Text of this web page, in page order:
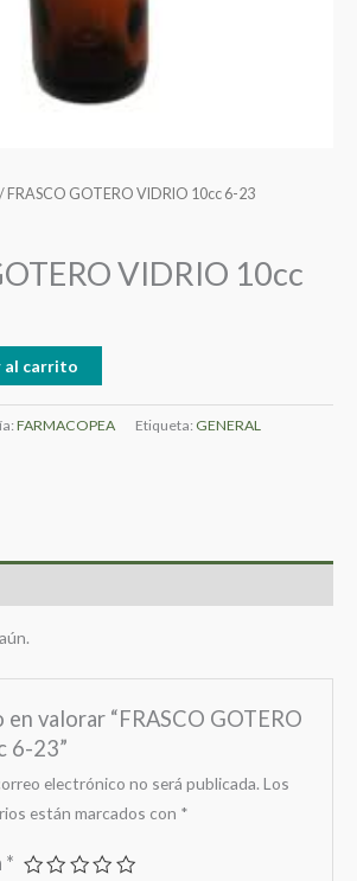
/ FRASCO GOTERO VIDRIO 10cc 6-23
VIDRIO 10cc
al carrito
FARMACOPEA Etiqueta: GENERAL
en valorar “FRASCO GOTERO
6-23”
electrónico no será publicada. Los
están marcados con *
*